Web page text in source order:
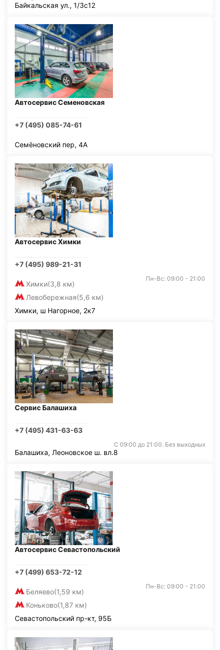
Байкальская ул., 1/3с12
Автосервис Семеновская
+7 (495) 085-74-61
Семёновский пер, 4А
Автосервис Химки
+7 (495) 989-21-31
Химки(3,8 км)
Левобережная(5,6 км)
Пн-Вс: 09:00 - 21:00
Химки, ш Нагорное, 2к7
Сервис Балашиха
+7 (495) 431-63-63
С 09:00 до 21:00. Без выходных
Балашиха, Леоновское ш. вл.8
Автосервис Севастопольский
+7 (499) 653-72-12
Беляево(1,59 км)
Коньково(1,87 км)
Пн-Вс: 09:00 - 21:00
Севастопольский пр-кт, 95Б